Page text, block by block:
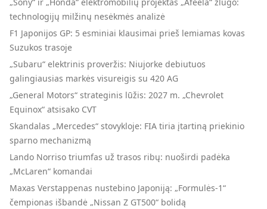
technologijų milžinų nesėkmės analizė
F1 Japonijos GP: 5 esminiai klausimai prieš lemiamas kovas
Suzukos trasoje
„Subaru“ elektrinis proveržis: Niujorke debiutuos
galingiausias markės visureigis su 420 AG
„General Motors“ strateginis lūžis: 2027 m. „Chevrolet
Equinox“ atsisako CVT
Skandalas „Mercedes“ stovykloje: FIA tiria įtartiną priekinio
sparno mechanizmą
Lando Norriso triumfas už trasos ribų: nuoširdi padėka
„McLaren“ komandai
Maxas Verstappenas nustebino Japoniją: „Formulės-1“
čempionas išbandė „Nissan Z GT500“ bolidą